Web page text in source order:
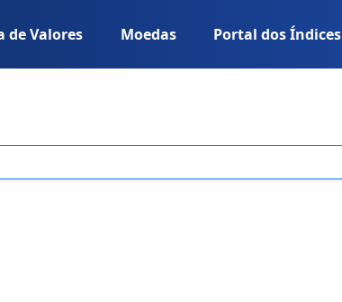
de Valores Moedas Portal dos Índices